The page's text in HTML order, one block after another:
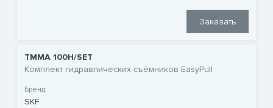
Заказать
TMMA 100H/SET
Комплект гидравлических съёмников EasyPull
Бренд:
SKF